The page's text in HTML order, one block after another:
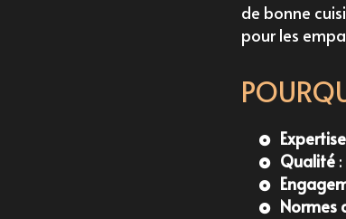
de bonne
pour les
Expertise
Qualité
Normes